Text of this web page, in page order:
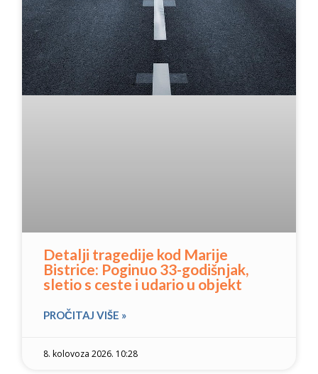
Detalji tragedije kod Marije
Bistrice: Poginuo 33-godišnjak,
sletio s ceste i udario u objekt
PROČITAJ VIŠE »
8. kolovoza 2026. 10:28